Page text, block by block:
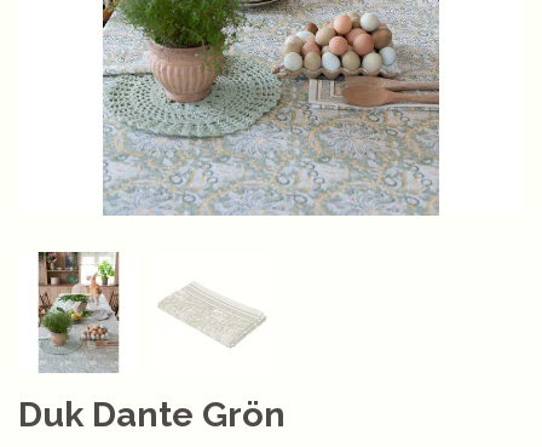
Duk Dante Grön